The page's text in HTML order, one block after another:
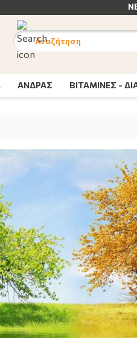
Αναζήτηση
ΑΝΔΡΑΣ ΒΙΤΑΜΙΝΕΣ -